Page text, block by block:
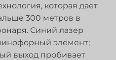
которая дает
300 метров в
Синий лазер
элемент;
выход пробивает